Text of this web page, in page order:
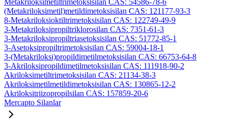
Metakriloksimetiltrimetoksisilan CAS: 54586-78-6
(Metakriloksimetil)metildimetoksisilan CAS: 121177-93-3
8-Metakriloksioktiltrimetoksisilan CAS: 122749-49-9
3-Metakriloksipropiltriklorosilan CAS: 7351-61-3
3-Metakriloksipropiltriasetoksisilan CAS: 51772-85-1
3-Asetoksipropiltrimetoksisilan CAS: 59004-18-1
3-(Metakriloksi)propildimetilmetoksisilan CAS: 66753-64-8
3-Akriloksipropildimetilmetoksisilan CAS: 111918-90-2
Akriloksimetiltrimetoksisilan CAS: 21134-38-3
Akriloksimetilmetildimetoksisilan CAS: 130865-12-2
Akriloksitriizopropilsilan CAS: 157859-20-6
Mercapto Silanlar